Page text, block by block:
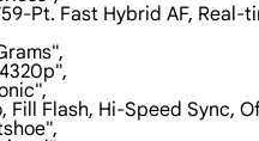
"759-Pt. Fast Hybrid
Grams",
"4320p",
Fill Flash, Hi-Speed